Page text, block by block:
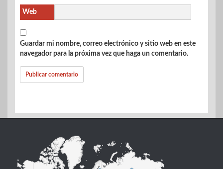
Web
Guardar mi nombre, correo electrónico y sitio web en este
navegador para la próxima vez que haga un comentario.